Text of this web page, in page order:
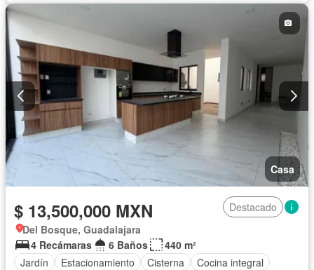
Casa
$ 13,500,000 MXN
Destacado
Del Bosque, Guadalajara
4 Recámaras
6 Baños
440 m²
Jardín
Estacionamiento Cisterna
Cocina integral